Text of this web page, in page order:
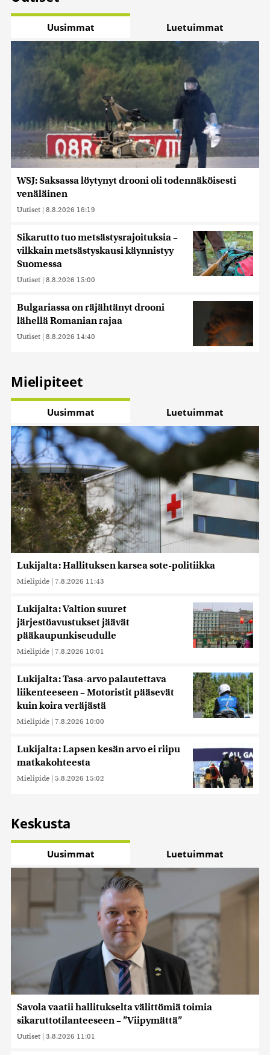
Uusimmat Luetuimmat
WSJ: Saksassa löytynyt drooni oli todennäköisesti
venäläinen
Uutiset | 8.8.2026 16:19
Sikarutto tuo metsästysrajoituksia –
vilkkain metsästyskausi käynnistyy
Suomessa
Uutiset | 8.8.2026 15:00
Bulgariassa on räjähtänyt drooni
lähellä Romanian rajaa
Uutiset | 8.8.2026 14:40
Mielipiteet
Uusimmat Luetuimmat
Lukijalta: Hallituksen karsea sote-politiikka
Mielipide | 7.8.2026 11:43
Lukijalta: Valtion suuret
järjestöavustukset jäävät
pääkaupunkiseudulle
Mielipide | 7.8.2026 10:01
Lukijalta: Tasa-arvo palautettava
liikenteeseen – Motoristit pääsevät
kuin koira veräjästä
Mielipide | 7.8.2026 10:00
Lukijalta: Lapsen kesän arvo ei riipu
matkakohteesta
Mielipide | 5.8.2026 15:02
Keskusta
Uusimmat Luetuimmat
Savola vaatii hallitukselta välittömiä toimia
sikaruttotilanteeseen – ”Viipymättä”
Uutiset | 3.8.2026 11:01